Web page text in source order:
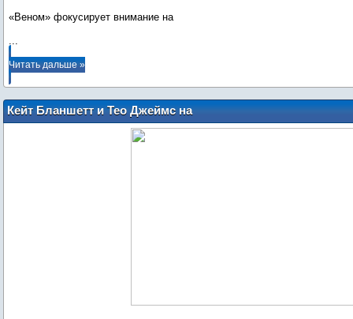
...
Читать дальше »
Кейт Бланшетт и Тео Джеймс на
мероприятии в честь Всемирного дня
беженцев в Лондоне (20 июня)